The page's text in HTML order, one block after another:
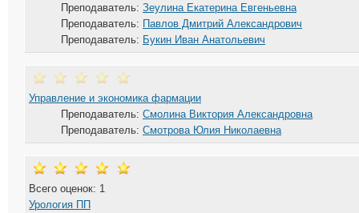
Преподаватель: Зеулина Екатерина Евгеньевна
Преподаватель: Павлов Дмитрий Александрович
Преподаватель: Букин Иван Анатольевич
Управление и экономика фармации
Преподаватель: Смолина Виктория Александровна
Преподаватель: Смотрова Юлия Николаевна
Всего оценок: 1
Урология ПП